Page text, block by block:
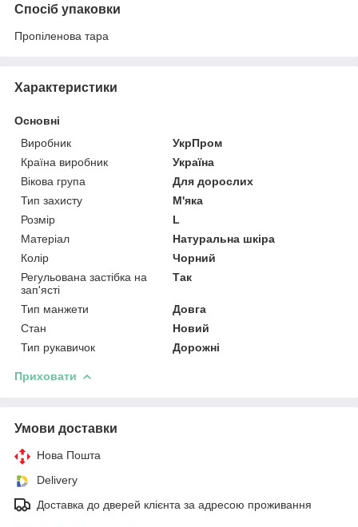
Спосіб упаковки
Пропіленова тара
Характеристики
Основні
Виробник
УкрПром
Країна виробник
Україна
Вікова група
Для дорослих
Тип захисту
М'яка
Розмір
L
Матеріал
Натуральна шкіра
Колір
Чорний
Регульована застібка на
зап'ясті
Так
Тип манжети
Довга
Стан
Новий
Тип рукавичок
Дорожні
Приховати
Умови доставки
Нова Пошта
Delivery
Доставка до дверей клієнта за адресою проживання